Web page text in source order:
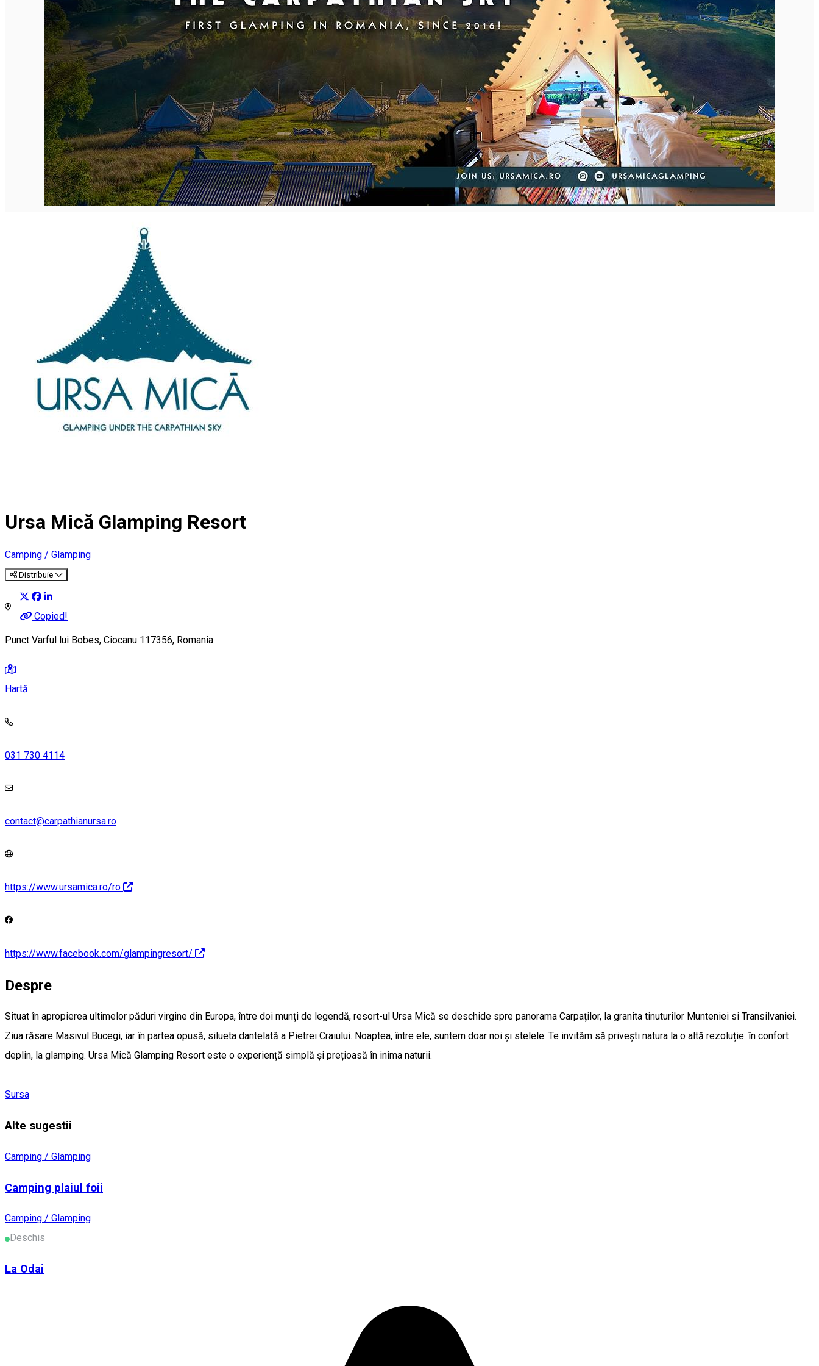
English
Ursa Mică Glamping Resort
Camping / Glamping
Distribuie
Copied!
Punct Varful lui Bobes, Ciocanu 117356, Romania
Hartă
031 730 4114
contact@carpathianursa.ro
https://www.ursamica.ro/ro
https://www.facebook.com/glampingresort/
Despre
Situat în apropierea ultimelor păduri virgine din Europa, între doi munți de legendă, resort-ul Ursa Mică se deschide spre panorama Carpaților, la granita tinuturilor Munteniei si Transilvaniei.
Ziua răsare Masivul Bucegi, iar în partea opusă, silueta dantelată a Pietrei Craiului. Noaptea, între ele, suntem doar noi și stelele. Te invităm să privești natura la o altă rezoluție: în confort
deplin, la glamping. Ursa Mică Glamping Resort este o experiență simplă și prețioasă în inima naturii.
Sursa
Alte sugestii
Camping / Glamping
Camping plaiul foii
Camping / Glamping
Deschis
La Odai